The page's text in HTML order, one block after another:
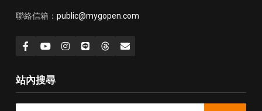
聯絡信箱： public@mygopen.com
站內搜尋